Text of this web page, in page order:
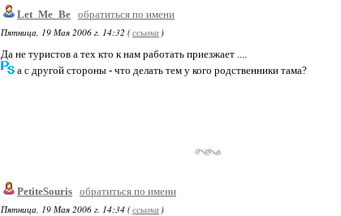
Let_Me_Be обратиться по имени
Пятница, 19 Мая 2006 г. 14:32 (ссылка )
Да не туристов а тех кто к нам работать приезжает ....
а с другой стороны - что делать тем у кого родственники тама?
PetiteSouris обратиться по имени
Пятница, 19 Мая 2006 г. 14:34 (ссылка )